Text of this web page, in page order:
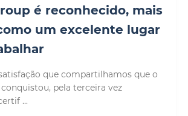
é reconhecido, mais
um excelente lugar
que compartilhamos que o
pela terceira vez
...